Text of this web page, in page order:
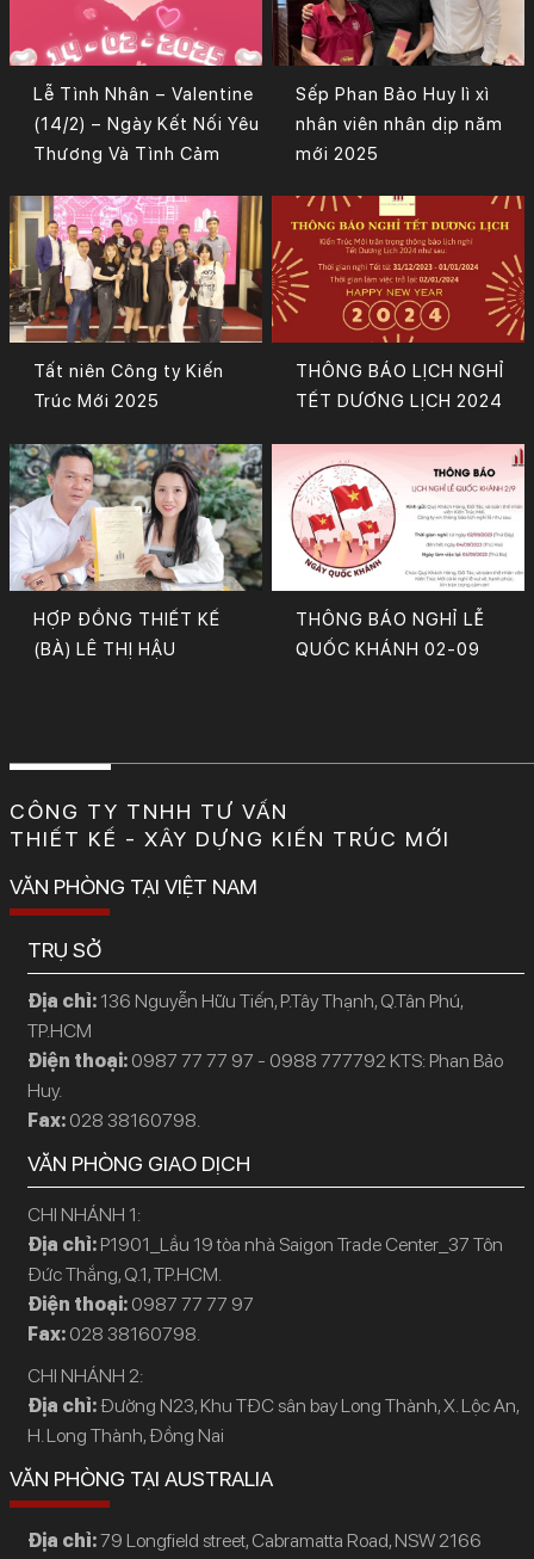
Lễ Tình Nhân – Valentine
(14/2) – Ngày Kết Nối Yêu
Thương Và Tình Cảm
Sếp Phan Bảo Huy lì xì
nhân viên nhân dịp năm
mới 2025
Tất niên Công ty Kiến
Trúc Mới 2025
THÔNG BÁO LỊCH NGHỈ
TẾT DƯƠNG LỊCH 2024
HỢP ĐỒNG THIẾT KẾ
(BÀ) LÊ THỊ HẬU
THÔNG BÁO NGHỈ LỄ
QUỐC KHÁNH 02-09
CÔNG TY TNHH TƯ VẤN
THIẾT KẾ - XÂY DỰNG KIẾN TRÚC MỚI
VĂN PHÒNG TẠI VIỆT NAM
TRỤ SỞ
Địa chỉ: 136 Nguyễn Hữu Tiến, P.Tây Thạnh, Q.Tân Phú,
TP.HCM
Điện thoại: 0987 77 77 97 - 0988 777792 KTS: Phan Bảo
Huy.
Fax: 028 38160798.
VĂN PHÒNG GIAO DỊCH
CHI NHÁNH 1:
Địa chỉ: P1901_Lầu 19 tòa nhà Saigon Trade Center_37 Tôn
Đức Thắng, Q.1, TP.HCM.
Điện thoại: 0987 77 77 97
Fax: 028 38160798.
CHI NHÁNH 2:
Địa chỉ:Đường N23, Khu TĐC sân bay Long Thành, X. Lộc An,
H. Long Thành, Đồng Nai
VĂN PHÒNG TẠI AUSTRALIA
Địa chỉ:79 Longfield street, Cabramatta Road, NSW 2166